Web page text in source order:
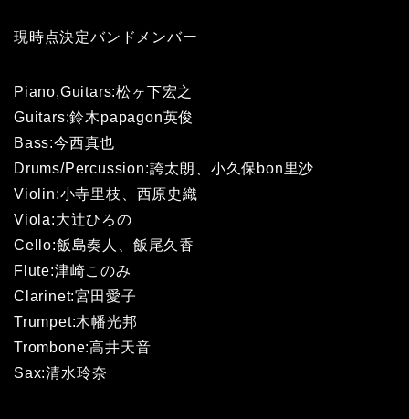
現時点決定バンドメンバー
Piano,Guitars:松ヶ下宏之
Guitars:鈴木papagon英俊
Bass:今西真也
Drums/Percussion:誇太朗、小久保bon里沙
Violin:小寺里枝、西原史織
Viola:大辻ひろの
Cello:飯島奏人、飯尾久香
Flute:津崎このみ
Clarinet:宮田愛子
Trumpet:木幡光邦
Trombone:高井天音
Sax:清水玲奈